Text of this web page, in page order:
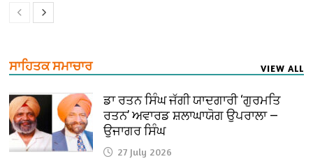
ਸਾਹਿਤਕ ਸਮਾਚਾਰ VIEW ALL
ਡਾ ਰਤਨ ਸਿੰਘ ਜੱਗੀ ਯਾਦਗਾਰੀ ‘ਗੁਰਮਤਿ
ਰਤਨ’ ਅਵਾਰਡ ਸ਼ਲਾਘਾਯੋਗ ਉਪਰਾਲਾ —
ਉਜਾਗਰ ਸਿੰਘ
27 July 2026